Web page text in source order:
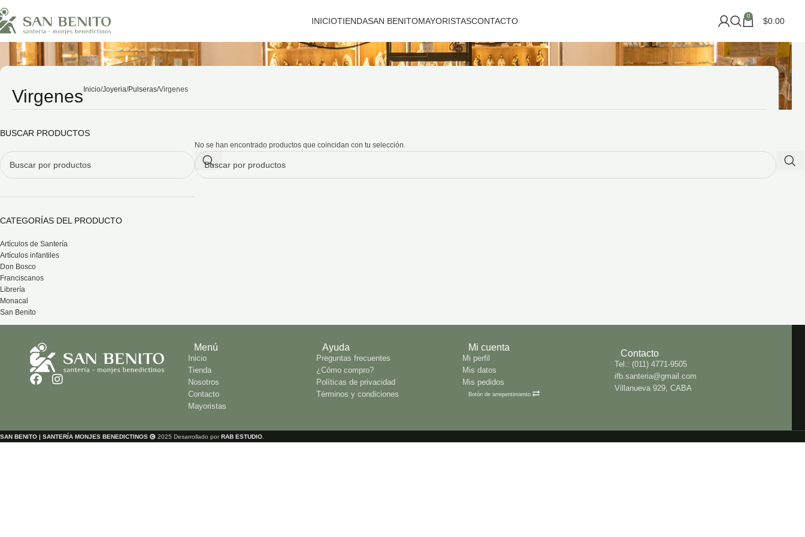
INICIOTIENDASAN BENITOMAYORISTASCONTACTO 0 $0.00
Virgenes Inicio Joyeria Pulseras Virgenes
BUSCAR PRODUCTOS
CATEGORÍAS DEL PRODUCTO
Artículos de Santería
Artículos infantiles
Don Bosco
Franciscanos
Librería
Monacal
San Benito
No se han encontrado productos que coincidan con tu selección.
Menú
Inicio
Tienda
Nosotros
Contacto
Mayoristas
Ayuda
Preguntas frecuentes
¿Cómo compro?
Políticas de privacidad
Términos y condiciones
Mi cuenta
Mi perfil
Mis datos
Mis pedidos
Botón de arrepentimiento
Contacto
Tel.: (011) 4771-9505
ifb.santeria@gmail.com
Villanueva 929, CABA
SAN BENITO | SANTERÍA MONJES BENEDICTINOS 2025 Desarrollado porRAB ESTUDIO